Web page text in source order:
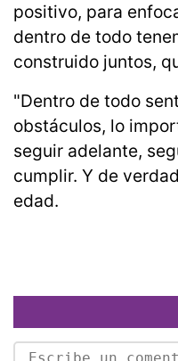
positivo, para
dentro de todo
construido juntos,
"Dentro de todo
obstáculos, lo
seguir adelante,
cumplir. Y de
edad.